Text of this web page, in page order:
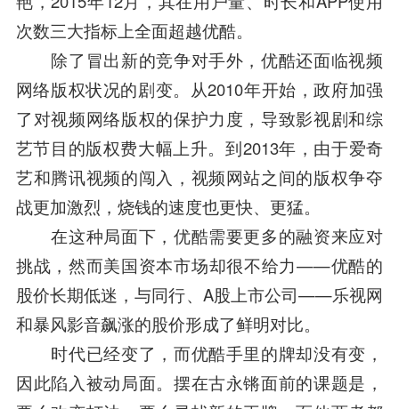
次数三大指标上全面超越优酷。
除了冒出新的竞争对手外，优酷还面临视频
网络版权状况的剧变。从2010年开始，政府加强
了对视频网络版权的保护力度，导致影视剧和综
艺节目的版权费大幅上升。到2013年，由于爱奇
艺和腾讯视频的闯入，视频网站之间的版权争夺
战更加激烈，烧钱的速度也更快、更猛。
在这种局面下，优酷需要更多的融资来应对
挑战，然而美国资本市场却很不给力——优酷的
股价长期低迷，与同行、A股上市公司——乐视网
和暴风影音飙涨的股价形成了鲜明对比。
时代已经变了，而优酷手里的牌却没有变，
因此陷入被动局面。摆在古永锵面前的课题是，